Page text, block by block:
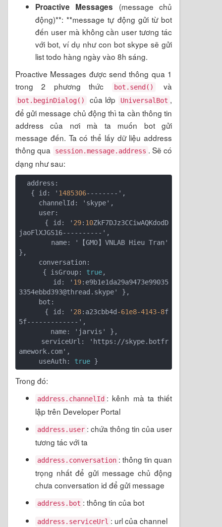
Proactive Messages (message chủ
động)**: **message tự động gửi từ bot
đến user mà không cần user tương tác
với bot, ví dụ như con bot skype sẽ gửi
list todo hàng ngày vào 8h sáng.
Proactive Messages được send thông qua 1
trong 2 phương thức
bot.send() và
bot.beginDialog() của lớp UniversalBot ,
để gửi message chủ động thì ta cần thông tin
address của nơi mà ta muốn bot gửi
message đến. Ta có thể lấy dữ liệu address
thông qua
session.message.address . Sẽ có
dạng như sau:
   { id: '
1485306--------',
      { id: '
29: 10ZkF7DJz3CCiwAQKdodD
jaoFlXJGS16----------',
},
      { isGroup:
true,
        id: '
19:e9b1e1da29a9473e99035
3354ebbd393@thread.skype' },
      { id: '
28:a23cbb4d -61e8-4143-8f
5f-------------',
amework.com',
     useAuth:
true
Trong đó:
address.channelId : kênh mà ta thiết
lập trên Developer Portal
address.user : chứa thông tin của user
tương tác với ta
address.conversation : thông tin quan
trọng nhất để gửi message chủ động
chưa conversation id để gửi message
address.bot : thông tin của bot
address.serviceUrl : url của channel